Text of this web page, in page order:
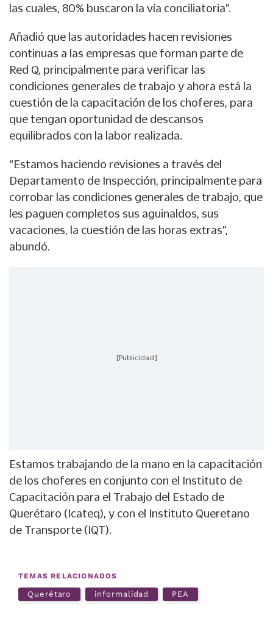
las cuales, 80% buscaron la vía conciliatoria”.
Añadió que las autoridades hacen revisiones
continuas a las empresas que forman parte de
Red Q, principalmente para verificar las
condiciones generales de trabajo y ahora está la
cuestión de la capacitación de los choferes, para
que tengan oportunidad de descansos
equilibrados con la labor realizada.
“Estamos haciendo revisiones a través del
Departamento de Inspección, principalmente para
corrobar las condiciones generales de trabajo, que
les paguen completos sus aguinaldos, sus
vacaciones, la cuestión de las horas extras”,
abundó.
[Publicidad]
Estamos trabajando de la mano en la capacitación
de los choferes en conjunto con el Instituto de
Capacitación para el Trabajo del Estado de
Querétaro (Icateq), y con el Instituto Queretano
de Transporte (IQT).
TEMAS RELACIONADOS
Querétaro informalidad PEA